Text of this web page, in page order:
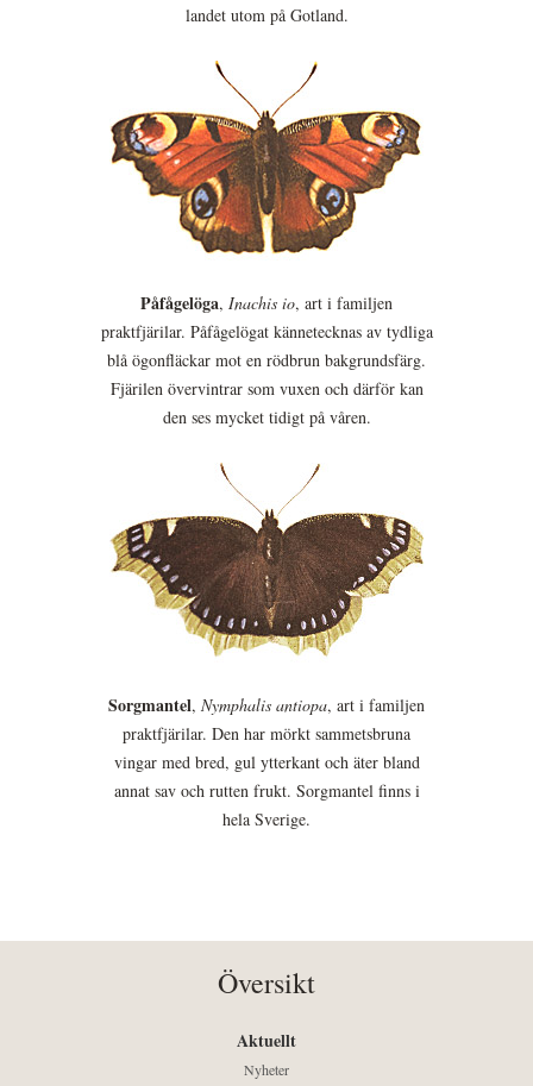
landet utom på Gotland.
Påfågelöga, Inachis io, art i familjen
praktfjärilar. Påfågelögat kännetecknas av tydliga
blå ögonfläckar mot en rödbrun bakgrundsfärg.
Fjärilen övervintrar som vuxen och därför kan
den ses mycket tidigt på våren.
Sorgmantel, Nymphalis antiopa, art i familjen
praktfjärilar. Den har mörkt sammetsbruna
vingar med bred, gul ytterkant och äter bland
annat sav och rutten frukt. Sorgmantel finns i
hela Sverige.
Översikt
Aktuellt
Nyheter